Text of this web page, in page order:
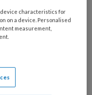
device characteristics for
on a device. Personalised
measurement,